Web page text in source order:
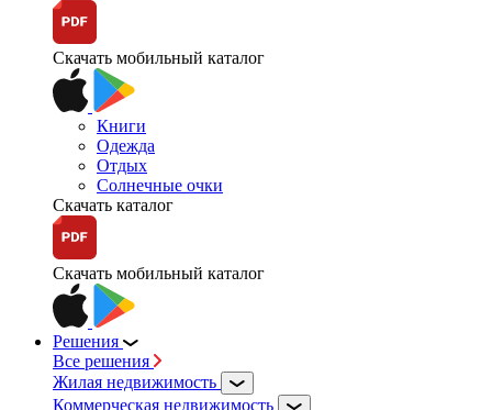
Скачать мобильный каталог
Книги
Одежда
Отдых
Солнечные очки
Скачать каталог
Скачать мобильный каталог
Решения
Все решения
Жилая недвижимость
Коммерческая недвижимость